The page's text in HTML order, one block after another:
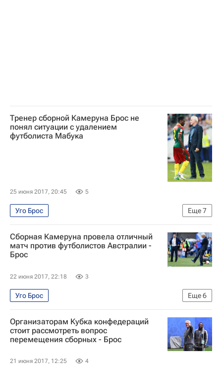
Тренер сборной Камеруна Брос не
понял ситуации с удалением
футболиста Мабука
25 июня 2017, 20:45 5
Еще7
Уго Брос
Кубок конфедераций по футболу 2017
Футбол
Спорт
Кубок конфедераций 2017
Германия
Сборная Камеруна провела отличный
матч против футболистов Австралии -
Брос
22 июня 2017, 22:18 3
Еще6
Уго Брос
Кубок конфедераций по футболу 2017
Футбол
Спорт
Кубок конфедераций 2017
Австралия
Камерун
Организаторам Кубка конфедераций
стоит рассмотреть вопрос
перемещения сборных - Брос
21 июня 2017, 12:25 4